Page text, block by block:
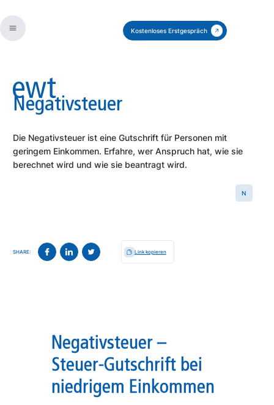
Kostenloses Erstgespräch
Negativsteuer
Die Negativsteuer ist eine Gutschrift für Personen mit
geringem Einkommen. Erfahre, wer Anspruch hat, wie sie
berechnet wird und wie sie beantragt wird.
N
SHARE: Link kopieren
Negativsteuer –
Steuer-Gutschrift bei
niedrigem Einkommen